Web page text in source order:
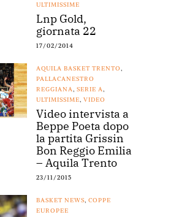
ULTIMISSIME
Lnp Gold,
giornata 22
17/02/2014
AQUILA BASKET TRENTO,
PALLACANESTRO
REGGIANA, SERIE A,
ULTIMISSIME, VIDEO
Video intervista a
Beppe Poeta dopo
la partita Grissin
Bon Reggio Emilia
– Aquila Trento
23/11/2015
BASKET NEWS, COPPE
EUROPEE